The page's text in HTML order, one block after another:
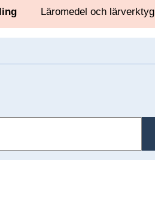
Läromedel och lärverktyg